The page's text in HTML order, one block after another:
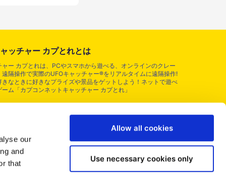
our
and
that
Allow all cookies
Use necessary cookies only
ッチャー カプとれとは
ー カプとれは、PCやスマホから遊べる、オンラインのクレー
隔操作で実際のUFOキャッチャー®をリアルタイムに遠隔操作!
なときに好きなプライズや景品をゲットしよう！ネットで遊べ
ム「カプコンネットキャッチャー カプとれ」